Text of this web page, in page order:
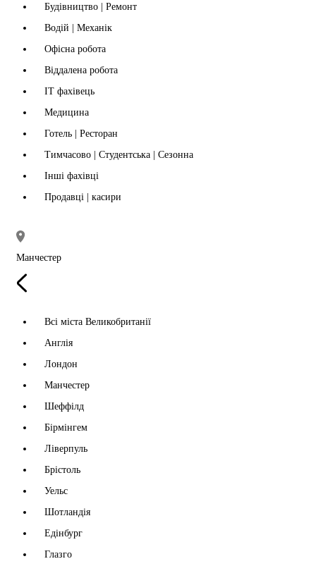
Будівництво | Ремонт
Водій | Механік
Офісна робота
Віддалена робота
IT фахівець
Медицина
Готель | Ресторан
Тимчасово | Студентська | Сезонна
Інші фахівці
Продавці | касири
Манчестер
Всі міста Великобританії
Англія
Лондон
Манчестер
Шеффілд
Бірмінгем
Ліверпуль
Брістоль
Уельс
Шотландія
Едінбург
Глазго